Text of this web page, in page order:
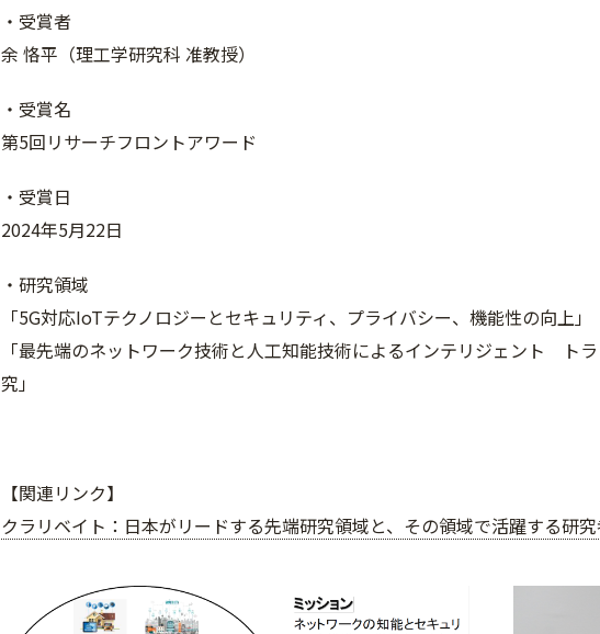
・受賞者
余 恪平（理工学研究科 准教授）
・受賞名
第5回リサーチフロントアワード
・受賞日
2024年5月22日
・研究領域
「5G対応IoTテクノロジーとセキュリティ、プライバシー、機能性の向上」
「最先端のネットワーク技術と人工知能技術によるインテリジェント ト
究」
【関連リンク】
クラリベイト：日本がリードする先端研究領域と、その領域で活躍する研